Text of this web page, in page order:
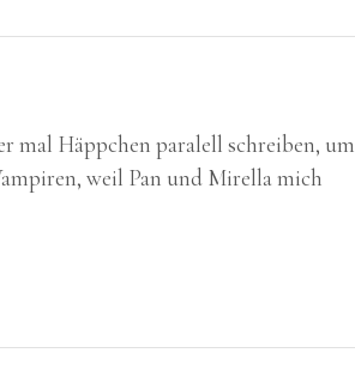
mal Häppchen paralell schreiben, um
weil Pan und Mirella mich